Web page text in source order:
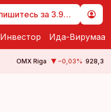
Подпишитесь за 3.99 €
Инвестор Ида-Вирумаа
OMX Riga −0,03% 928,3